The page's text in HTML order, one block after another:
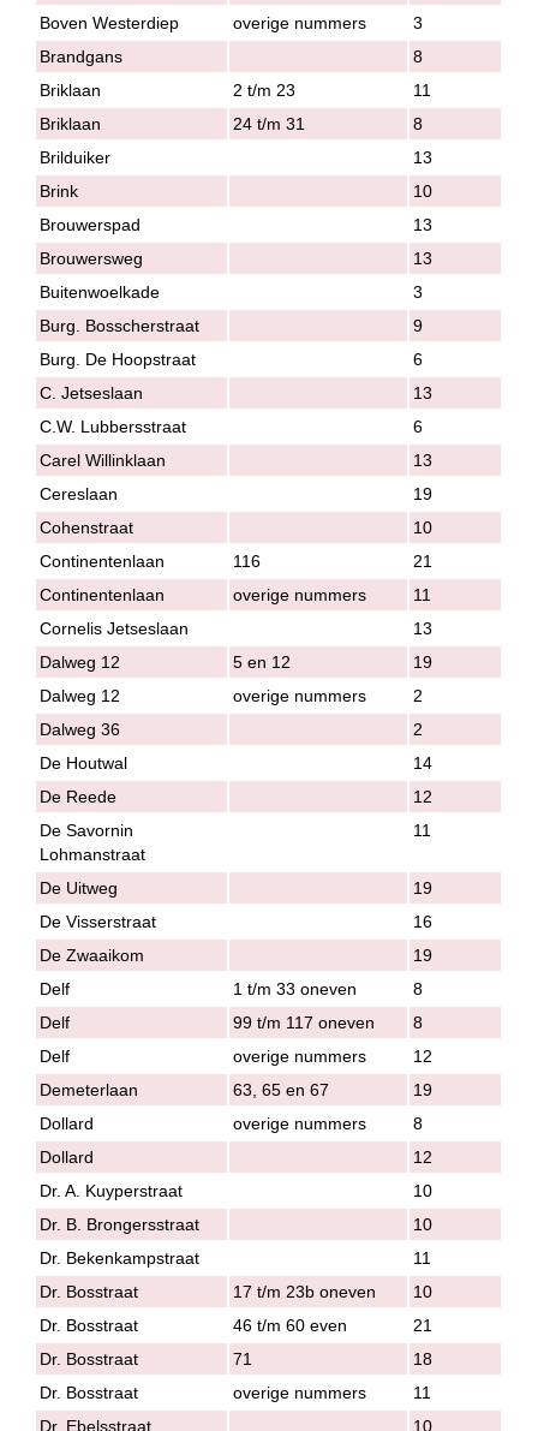
Boven Westerdiep
overige nummers
3
Brandgans
8
Briklaan
2 t/m 23
11
Briklaan
24 t/m 31
8
Brilduiker
13
Brink
10
Brouwerspad
13
Brouwersweg
13
Buitenwoelkade
3
Burg. Bosscherstraat
9
Burg. De Hoopstraat
6
C. Jetseslaan
13
C.W. Lubbersstraat
6
Carel Willinklaan
13
Cereslaan
19
Cohenstraat
10
Continentenlaan
116
21
Continentenlaan
overige nummers
11
Cornelis Jetseslaan
13
Dalweg 12
5 en 12
19
Dalweg 12
overige nummers
2
Dalweg 36
2
De Houtwal
14
De Reede
12
De Savornin
Lohmanstraat
11
De Uitweg
19
De Visserstraat
16
De Zwaaikom
19
Delf
1 t/m 33 oneven
8
Delf
99 t/m 117 oneven
8
Delf
overige nummers
12
Demeterlaan
63, 65 en 67
19
Dollard
overige nummers
8
Dollard
12
Dr. A. Kuyperstraat
10
Dr. B. Brongersstraat
10
Dr. Bekenkampstraat
11
Dr. Bosstraat
17 t/m 23b oneven
10
Dr. Bosstraat
46 t/m 60 even
21
Dr. Bosstraat
71
18
Dr. Bosstraat
overige nummers
11
Dr. Ebelsstraat
10